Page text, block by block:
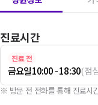
진료시간
진료 전
금요일10:00 - 18:30(점
※ 방문 전 전화를 통해 진료시